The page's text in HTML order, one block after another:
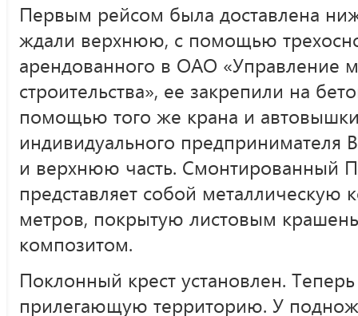
Первым рейсом была доставлена
ждали верхнюю, с помощью
арендованного в ОАО «Управление
строительства», ее закрепили на
помощью того же крана и автовышки
индивидуального предпринимателя
и верхнюю часть. Смонтированный
представляет собой металлическую
метров, покрытую листовым
композитом.
Поклонный крест установлен. Теперь
прилегающую территорию. У